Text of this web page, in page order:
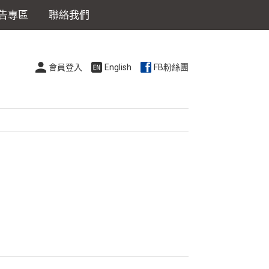
專區 聯絡我們
會員登入 English FB粉絲團